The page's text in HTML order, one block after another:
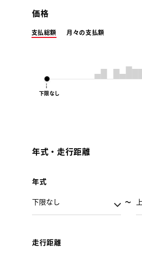
価格
支払総額 月々の支払額
下限なし
年式・走行距離
年式
走行距離